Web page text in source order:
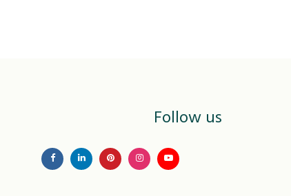
Follow us